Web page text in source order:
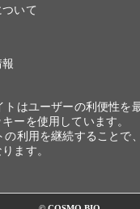
いて
はユーザーの利便性を
ーを使用しています。
利用を継続することで
ます。